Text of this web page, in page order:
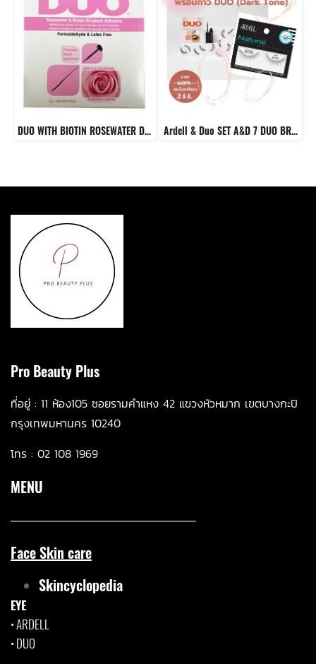
DUO WITH BIOTIN ROSEWATER DARK Ardell & Duo SET A&D 7 DUO BRUSH ON STRIPLASH ADHESIVE DARK TONE + Ardell NATURAL 110 BLACK
Pro Beauty Plus
ที่อยู่ : 11 ห้อง105 ซอยรามคำแหง 42 แขวงหัวหมาก เขตบางกะปิ
กรุงเทพมหานคร 10240
โทร : 02 108 1969
MENU
Face Skin care
Skincyclopedia
EYE
•ARDELL
• DUO